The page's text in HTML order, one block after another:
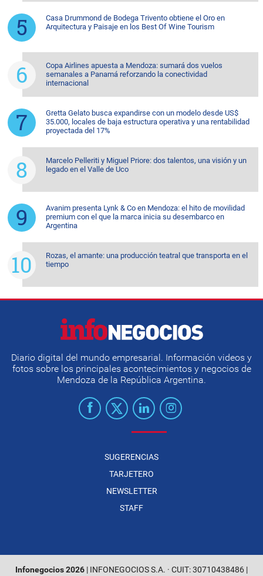
Casa Drummond de Bodega Trivento obtiene el Oro en
Arquitectura y Paisaje en los Best Of Wine Tourism
Copa Airlines apuesta a Mendoza: sumará dos vuelos
semanales a Panamá reforzando la conectividad
internacional
Gretta Gelato busca expandirse con un modelo desde US$
35.000, locales de baja estructura operativa y una rentabilidad
proyectada del 17%
Marcelo Pelleriti y Miguel Priore: dos talentos, una visión y un
legado en el Valle de Uco
Avanim presenta Lynk & Co en Mendoza: el hito de movilidad
premium con el que la marca inicia su desembarco en
Argentina
Rozas, el amante: una producción teatral que transporta en el
tiempo
Diario digital del mundo empresarial. Información videos y
fotos sobre los principales acontecimientos y negocios de
Mendoza de la República Argentina.
SUGERENCIAS
TARJETERO
NEWSLETTER
STAFF
Infonegocios 2026 | INFONEGOCIOS S.A. · CUIT: 30710438486 |